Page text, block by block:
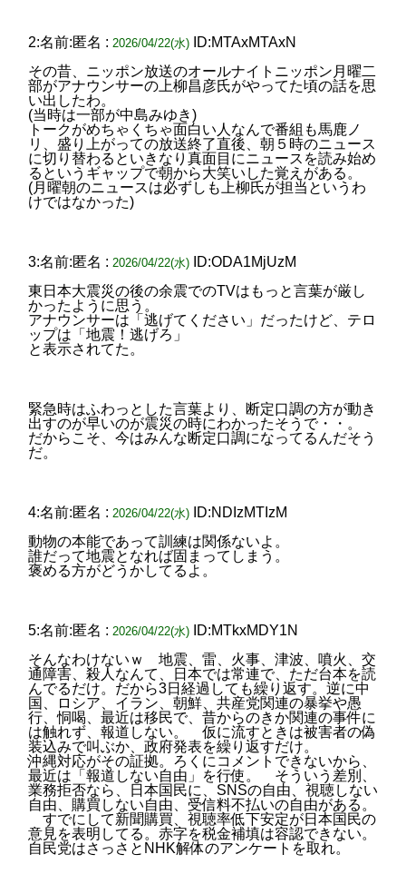
2:名前:匿名 : 2026/04/22(水)
ID:MTAxMTAxN
その昔、ニッポン放送のオールナイトニッポン月曜二
部がアナウンサーの上柳昌彦氏がやってた頃の話を思
い出したわ。
(当時は一部が中島みゆき)
トークがめちゃくちゃ面白い人なんで番組も馬鹿ノ
リ、盛り上がっての放送終了直後、朝５時のニュース
に切り替わるといきなり真面目にニュースを読み始め
るというギャップで朝から大笑いした覚えがある。
(月曜朝のニュースは必ずしも上柳氏が担当というわ
けではなかった)
3:名前:匿名 : 2026/04/22(水)
ID:ODA1MjUzM
東日本大震災の後の余震でのTVはもっと言葉が厳し
かったように思う。
アナウンサーは「逃げてください」だったけど、テロ
ップは「地震！逃げろ」
と表示されてた。
緊急時はふわっとした言葉より、断定口調の方が動き
出すのが早いのが震災の時にわかったそうで・・。
だからこそ、今はみんな断定口調になってるんだそう
だ。
4:名前:匿名 : 2026/04/22(水)
ID:NDIzMTIzM
動物の本能であって訓練は関係ないよ。
誰だって地震となれば固まってしまう。
褒める方がどうかしてるよ。
5:名前:匿名 : 2026/04/22(水)
ID:MTkxMDY1N
そんなわけないｗ 地震、雷、火事、津波、噴火、交
通障害、殺人なんて、日本では常連で、ただ台本を読
んでるだけ。だから3日経過しても繰り返す。逆に中
国、ロシア、イラン、朝鮮、共産党関連の暴挙や愚
行、恫喝、最近は移民で、昔からのきか関連の事件に
は触れず、報道しない。 仮に流すときは被害者の偽
装込みで叫ぶか、政府発表を繰り返すだけ。
沖縄対応がその証拠。ろくにコメントできないから、
最近は「報道しない自由」を行使。 そういう差別、
業務拒否なら、日本国民に、SNSの自由、視聴しない
自由、購買しない自由、受信料不払いの自由がある。
すでにして新聞購買、視聴率低下安定が日本国民の
意見を表明してる。赤字を税金補填は容認できない。
自民党はさっさとNHK解体のアンケートを取れ。